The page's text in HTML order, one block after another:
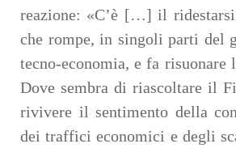
reazione: «C’è […] il
che rompe, in singoli parti del
tecno-economia, e fa risuonare
Dove sembra di riascoltare il
rivivere il sentimento della
dei traffici economici e degli